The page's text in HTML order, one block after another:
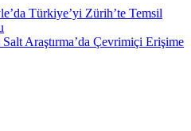
Türkiye’yi Zürih’te Temsil
Araştırma’da Çevrimiçi Erişime